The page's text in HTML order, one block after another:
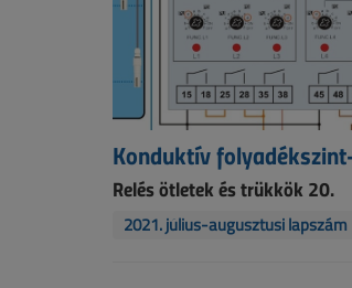
Konduktív
Relés ötletek és trükkök 20.
2021. július-augusztusi lapszám